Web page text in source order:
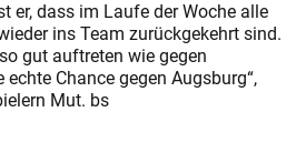
er, dass im Laufe der Woche alle
ins Team zurückgekehrt sind.
gut auftreten wie gegen
Chance gegen Augsburg“,
Mut. bs